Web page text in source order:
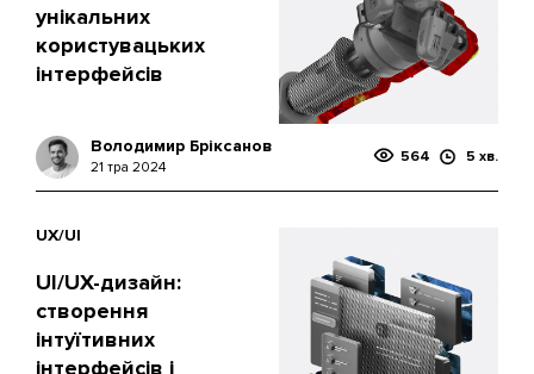
унікальних
користувацьких
інтерфейсів
Володимир Бріксанов
21 тра 2024
564 5 хв.
UX/UI
UI/UX-дизайн:
створення
інтуїтивних
інтерфейсів і